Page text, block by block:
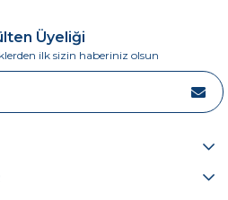
Üyeliği
ilk sizin haberiniz olsun